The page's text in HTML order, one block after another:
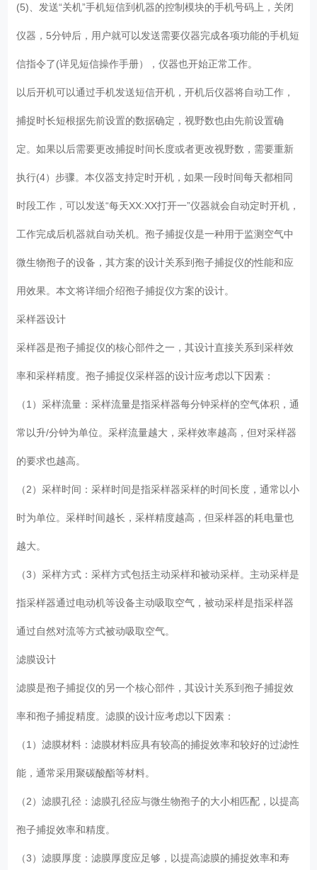
(5)、发送“关机”手机短信到机器的控制模块的手机号码上，关闭
仪器，5分钟后，用户就可以发送需要仪器完成各项功能的手机短
信指令了(详见短信操作手册），仪器也开始正常工作。
以后开机可以通过手机发送短信开机，开机后仪器将自动工作，
捕捉时长短根据先前设置的数据确定，视野数也由先前设置确
定。如果以后需要更改捕捉时间长度或者更改视野数，需要重新
执行(4）步骤。本仪器支持定时开机，如果一段时间每天都相同
时段工作，可以发送“每天XX:XX打开一”仪器就会自动定时开机，
工作完成后机器就自动关机。孢子捕捉仪是一种用于监测空气中
微生物孢子的设备，其方案的设计关系到孢子捕捉仪的性能和应
用效果。本文将详细介绍孢子捕捉仪方案的设计。
采样器设计
采样器是孢子捕捉仪的核心部件之一，其设计直接关系到采样效
率和采样精度。孢子捕捉仪采样器的设计应考虑以下因素：
（1）采样流量：采样流量是指采样器每分钟采样的空气体积，通
常以升/分钟为单位。采样流量越大，采样效率越高，但对采样器
的要求也越高。
（2）采样时间：采样时间是指采样器采样的时间长度，通常以小
时为单位。采样时间越长，采样精度越高，但采样器的耗电量也
越大。
（3）采样方式：采样方式包括主动采样和被动采样。主动采样是
指采样器通过电动机等设备主动吸取空气，被动采样是指采样器
通过自然对流等方式被动吸取空气。
滤膜设计
滤膜是孢子捕捉仪的另一个核心部件，其设计关系到孢子捕捉效
率和孢子捕捉精度。滤膜的设计应考虑以下因素：
（1）滤膜材料：滤膜材料应具有较高的捕捉效率和较好的过滤性
能，通常采用聚碳酸酯等材料。
（2）滤膜孔径：滤膜孔径应与微生物孢子的大小相匹配，以提高
孢子捕捉效率和精度。
（3）滤膜厚度：滤膜厚度应足够，以提高滤膜的捕捉效率和寿